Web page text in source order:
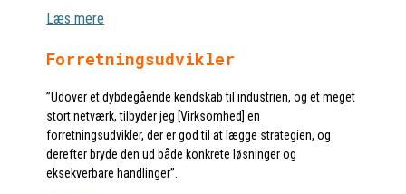
Læs mere
Forretningsudvikler
”Udover et dybdegående kendskab til industrien, og et meget
stort netværk, tilbyder jeg [Virksomhed] en
forretningsudvikler, der er god til at lægge strategien, og
derefter bryde den ud både konkrete løsninger og
eksekverbare handlinger”.